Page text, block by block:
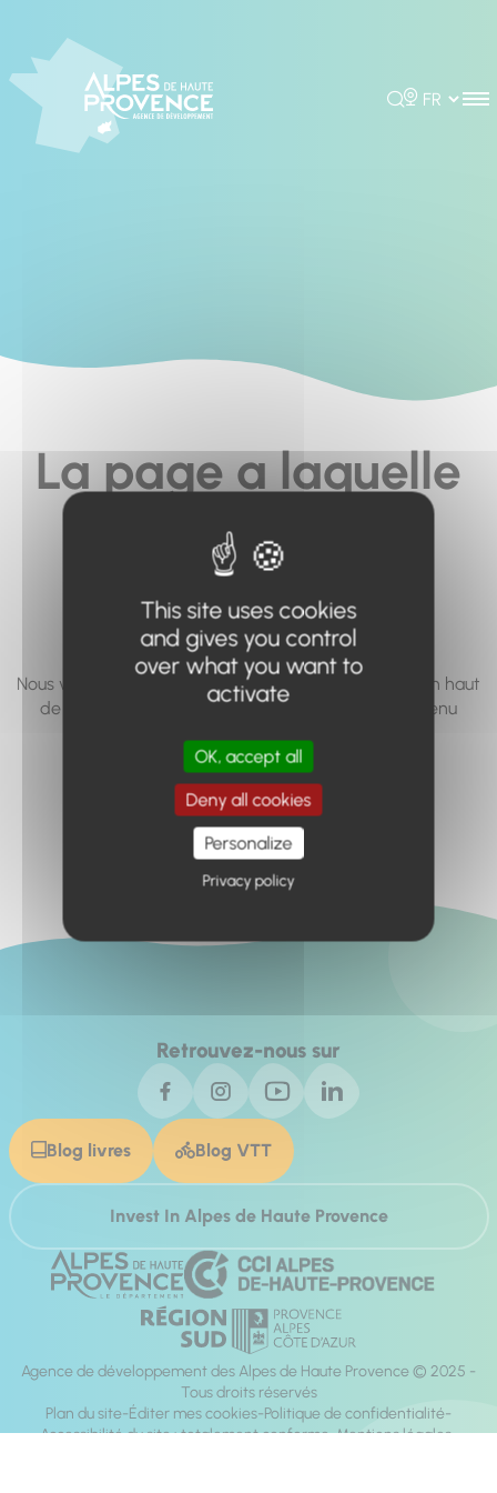
Rechercher
Choisir la
La page a laquelle
vous cherchez à
accéder n'existe
pas... ou plus.
Nous vous invitons à utiliser le moteur de recherche en haut
de page, ou à utiliser le menu pour trouver le contenu
Retour à l'accueil
Retrouvez-nous sur
Blog livres Blog VTT
Invest In Alpes de Haute Provence
Agence de développement des Alpes de Haute Provence © 2025 -
Tous droits réservés
Plan du site Éditer mes cookies Politique de confidentialité
Accessibilité du site : totalement conforme Mentions légales
This site uses cookies
and gives you control
over what you want to
activate
OK, accept all
Deny all cookies
Personalize
Privacy policy